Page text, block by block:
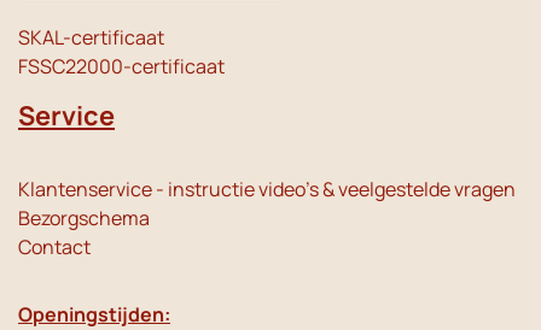
SKAL-certificaat
FSSC22000-certificaat
Service
Klantenservice - instructie video's & veelgestelde vragen
Bezorgschema
Contact
Openingstijden: